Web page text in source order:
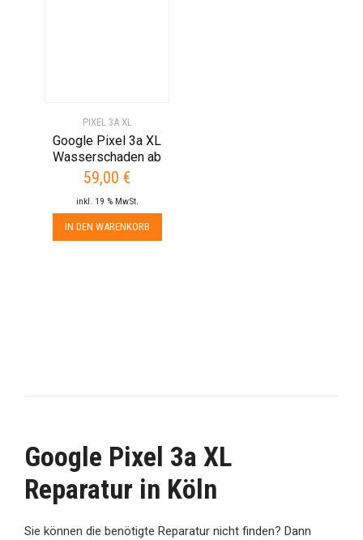
PIXEL 3A XL
Google Pixel 3a XL
Wasserschaden ab
59,00 €
inkl. 19 % MwSt.
IN DEN WARENKORB
Google Pixel 3a XL
Reparatur in Köln
Sie können die benötigte Reparatur nicht finden? Dann